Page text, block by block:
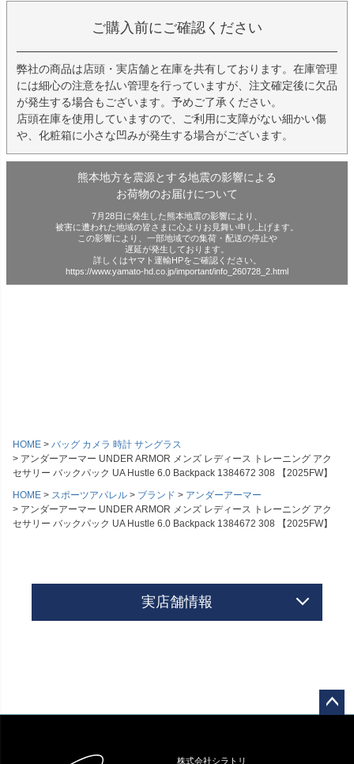
ご購入前にご確認ください
弊社の商品は店頭・実店舗と在庫を共有しております。在庫管理
には細心の注意を払い管理を行っていますが、注文確定後に欠品
が発生する場合もございます。予めご了承ください。
店頭在庫を使用していますので、ご利用に支障がない細かい傷
や、化粧箱に小さな凹みが発生する場合がございます。
熊本地方を震源とする地震の影響による
お荷物のお届けについて
7月28日に発生した熊本地震の影響により、
被害に遭われた地域の皆さまに心よりお見舞い申し上げます。
この影響により、一部地域での集荷・配送の停止や
遅延が発生しております。
詳しくはヤマト運輸HPをご確認ください。
https://www.yamato-hd.co.jp/important/info_260728_2.html
HOME
バッグ カメラ 時計 サングラス
アンダーアーマー UNDER ARMOR メンズ レディース トレーニング アク
セサリー バックパック UA Hustle 6.0 Backpack 1384672 308 【2025FW】
HOME
スポーツアパレル ブランド
アンダーアーマー
アンダーアーマー UNDER ARMOR メンズ レディース トレーニング アク
セサリー バックパック UA Hustle 6.0 Backpack 1384672 308 【2025FW】
実店舗情報
株式会社シラトリ